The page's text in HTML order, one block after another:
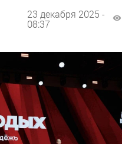
23 декабря 2025 -
08:37